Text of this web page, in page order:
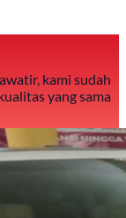
kami sudah
yang sama